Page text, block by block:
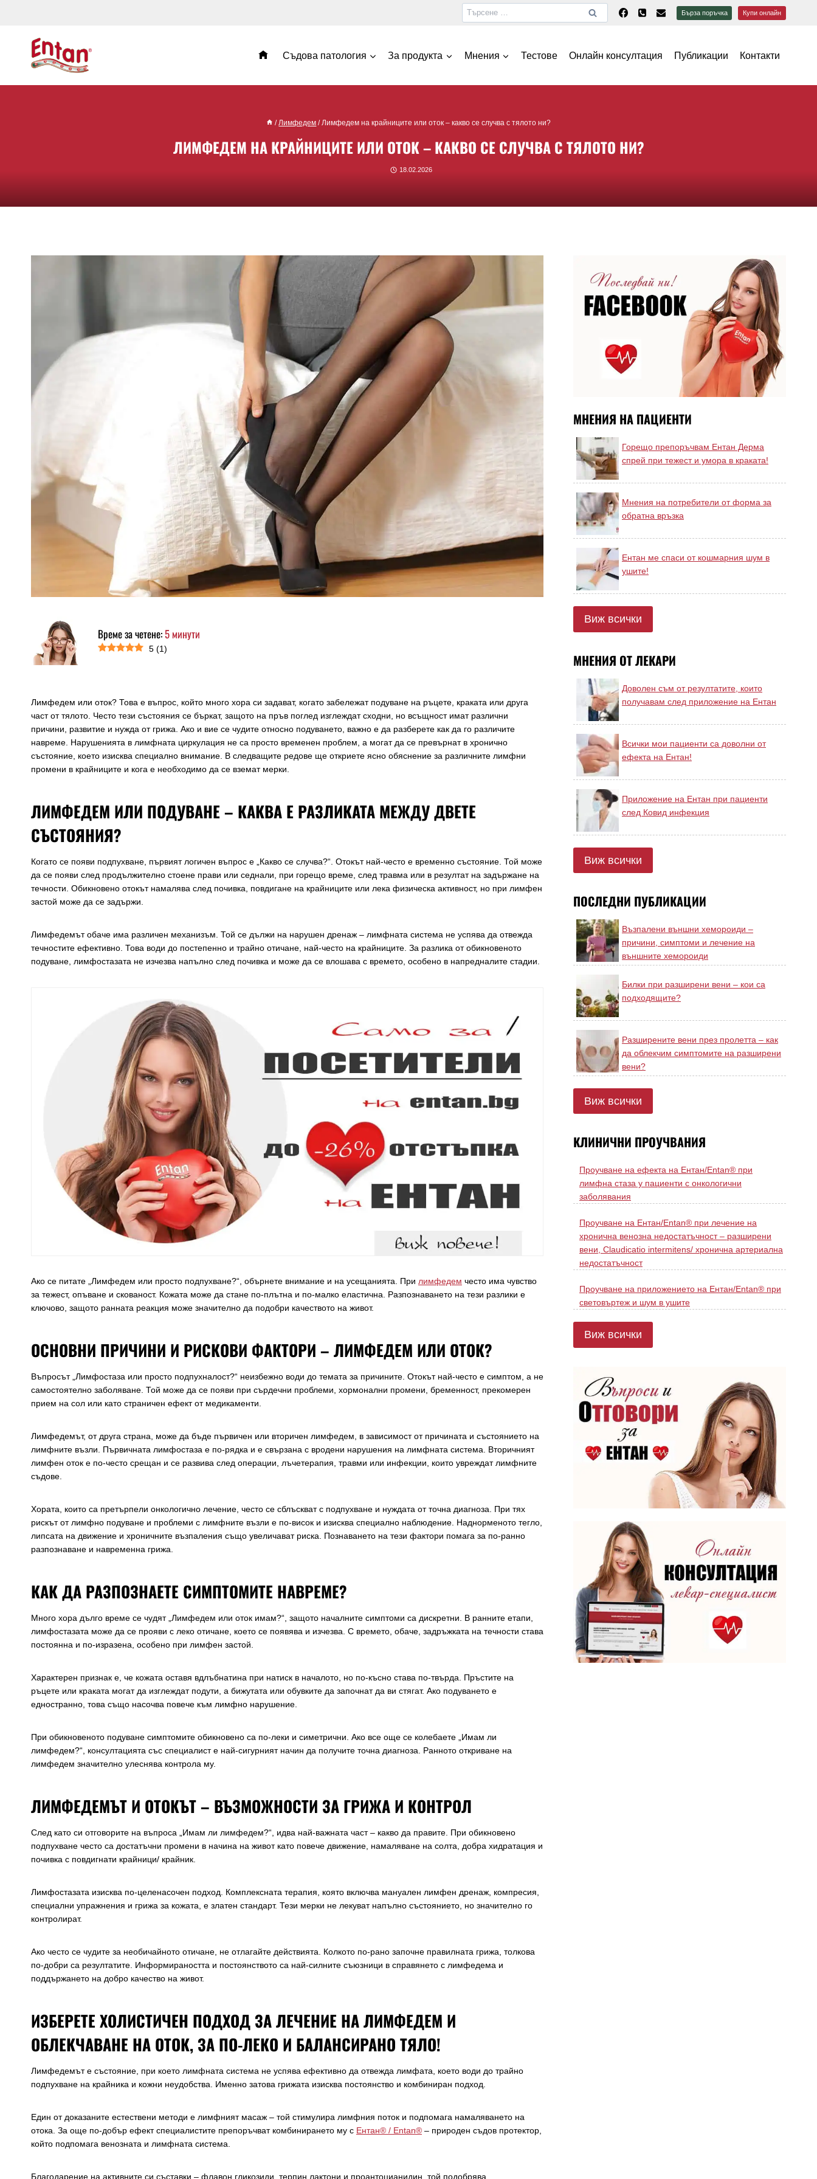
Бърза поръчка Купи онлайн
Съдова патология За продукта Мнения Тестове Онлайн консултация Публикации Контакти
/ Лимфедем / Лимфедем на крайниците или оток – какво се случва с тялото ни?
ЛИМФЕДЕМ НА КРАЙНИЦИТЕ ИЛИ ОТОК – КАКВО СЕ СЛУЧВА С ТЯЛОТО НИ?
18.02.2026
Време за четене:5минути
5 (1)
Лимфедем или оток? Това е въпрос, който много хора си задават, когато забележат подуване на ръцете, краката или друга
част от тялото. Често тези състояния се бъркат, защото на пръв поглед изглеждат сходни, но всъщност имат различни
причини, развитие и нужда от грижа. Ако и вие се чудите относно подуването, важно е да разберете как да го различите
навреме. Нарушенията в лимфната циркулация не са просто временен проблем, а могат да се превърнат в хронично
състояние, което изисква специално внимание. В следващите редове ще откриете ясно обяснение за различните лимфни
промени в крайниците и кога е необходимо да се вземат мерки.
ЛИМФЕДЕМ ИЛИ ПОДУВАНЕ – КАКВА Е РАЗЛИКАТА МЕЖДУ ДВЕТЕ
СЪСТОЯНИЯ?
Когато се появи подпухване, първият логичен въпрос е „Какво се случва?“. Отокът най-често е временно състояние. Той може
да се появи след продължително стоене прави или седнали, при горещо време, след травма или в резултат на задържане на
течности. Обикновено отокът намалява след почивка, повдигане на крайниците или лека физическа активност, но при лимфен
застой може да се задържи.
Лимфедемът обаче има различен механизъм. Той се дължи на нарушен дренаж – лимфната система не успява да отвежда
течностите ефективно. Това води до постепенно и трайно отичане, най-често на крайниците. За разлика от обикновеното
подуване, лимфостазата не изчезва напълно след почивка и може да се влошава с времето, особено в напредналите стадии.
Ако се питате „Лимфедем или просто подпухване?“, обърнете внимание и на усещанията. При лимфедем често има чувство
за тежест, опъване и скованост. Кожата може да стане по-плътна и по-малко еластична. Разпознаването на тези разлики е
ключово, защото ранната реакция може значително да подобри качеството на живот.
ОСНОВНИ ПРИЧИНИ И РИСКОВИ ФАКТОРИ – ЛИМФЕДЕМ ИЛИ ОТОК?
Въпросът „Лимфостаза или просто подпухналост?“ неизбежно води до темата за причините. Отокът най-често е симптом, а не
самостоятелно заболяване. Той може да се появи при сърдечни проблеми, хормонални промени, бременност, прекомерен
прием на сол или като страничен ефект от медикаменти.
Лимфедемът, от друга страна, може да бъде първичен или вторичен лимфедем, в зависимост от причината и състоянието на
лимфните възли. Първичната лимфостаза е по-рядка и е свързана с вродени нарушения на лимфната система. Вторичният
лимфен оток е по-често срещан и се развива след операции, лъчетерапия, травми или инфекции, които увреждат лимфните
съдове.
Хората, които са претърпели онкологично лечение, често се сблъскват с подпухване и нуждата от точна диагноза. При тях
рискът от лимфно подуване и проблеми с лимфните възли е по-висок и изисква специално наблюдение. Наднорменото тегло,
липсата на движение и хроничните възпаления също увеличават риска. Познаването на тези фактори помага за по-ранно
разпознаване и навременна грижа.
КАК ДА РАЗПОЗНАЕТЕ СИМПТОМИТЕ НАВРЕМЕ?
Много хора дълго време се чудят „Лимфедем или оток имам?“, защото началните симптоми са дискретни. В ранните етапи,
лимфостазата може да се прояви с леко отичане, което се появява и изчезва. С времето, обаче, задръжката на течности става
постоянна и по-изразена, особено при лимфен застой.
Характерен признак е, че кожата оставя вдлъбнатина при натиск в началото, но по-късно става по-твърда. Пръстите на
ръцете или краката могат да изглеждат подути, а бижутата или обувките да започнат да ви стягат. Ако подуването е
едностранно, това също насочва повече към лимфно нарушение.
При обикновеното подуване симптомите обикновено са по-леки и симетрични. Ако все още се колебаете „Имам ли
лимфедем?“, консултацията със специалист е най-сигурният начин да получите точна диагноза. Ранното откриване на
лимфедем значително улеснява контрола му.
ЛИМФЕДЕМЪТ И ОТОКЪТ – ВЪЗМОЖНОСТИ ЗА ГРИЖА И КОНТРОЛ
След като си отговорите на въпроса „Имам ли лимфедем?“, идва най-важната част – какво да правите. При обикновено
подпухване често са достатъчни промени в начина на живот като повече движение, намаляване на солта, добра хидратация и
почивка с повдигнати крайници/ крайник.
Лимфостазата изисква по-целенасочен подход. Комплексната терапия, която включва мануален лимфен дренаж, компресия,
специални упражнения и грижа за кожата, е златен стандарт. Тези мерки не лекуват напълно състоянието, но значително го
контролират.
Ако често се чудите за необичайното отичане, не отлагайте действията. Колкото по-рано започне правилната грижа, толкова
по-добри са резултатите. Информираността и постоянството са най-силните съюзници в справянето с лимфедема и
поддържането на добро качество на живот.
ИЗБЕРЕТЕ ХОЛИСТИЧЕН ПОДХОД ЗА ЛЕЧЕНИЕ НА ЛИМФЕДЕМ И
ОБЛЕКЧАВАНЕ НА ОТОК, ЗА ПО-ЛЕКО И БАЛАНСИРАНО ТЯЛО!
Лимфедемът е състояние, при което лимфната система не успява ефективно да отвежда лимфата, което води до трайно
подпухване на крайника и кожни неудобства. Именно затова грижата изисква постоянство и комбиниран подход.
Един от доказаните естествени методи е лимфният масаж – той стимулира лимфния поток и подпомага намаляването на
отока. За още по-добър ефект специалистите препоръчват комбинирането му с Ентан® / Entan® – природен съдов протектор,
който подпомага венозната и лимфната система.
Благодарение на активните си съставки – флавон гликозиди, терпин лактони и проантоцианидин, той подобрява
МНЕНИЯ НА ПАЦИЕНТИ
Горещо препоръчвам Ентан Дерма
спрей при тежест и умора в краката!
Мнения на потребители от форма за
обратна връзка
Ентан ме спаси от кошмарния шум в
ушите!
Виж всички
МНЕНИЯ ОТ ЛЕКАРИ
Доволен съм от резултатите, които
получавам след приложение на Ентан
Всички мои пациенти са доволни от
ефекта на Ентан!
Приложение на Ентан при пациенти
след Ковид инфекция
Виж всички
ПОСЛЕДНИ ПУБЛИКАЦИИ
Възпалени външни хемороиди –
причини, симптоми и лечение на
външните хемороиди
Билки при разширени вени – кои са
подходящите?
Разширените вени през пролетта – как
да облекчим симптомите на разширени
вени?
Виж всички
КЛИНИЧНИ ПРОУЧВАНИЯ
Проучване на ефекта на Ентан/Entan® при
лимфна стаза у пациенти с онкологични
заболявания
Проучване на Ентан/Entan® при лечение на
хронична венозна недостатъчност – разширени
вени, Claudicatio intermitens/ хронична артериална
недостатъчност
Проучване на приложението на Ентан/Entan® при
световъртеж и шум в ушите
Виж всички